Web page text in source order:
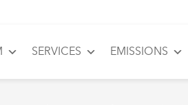
SERVICES EMISSIONS